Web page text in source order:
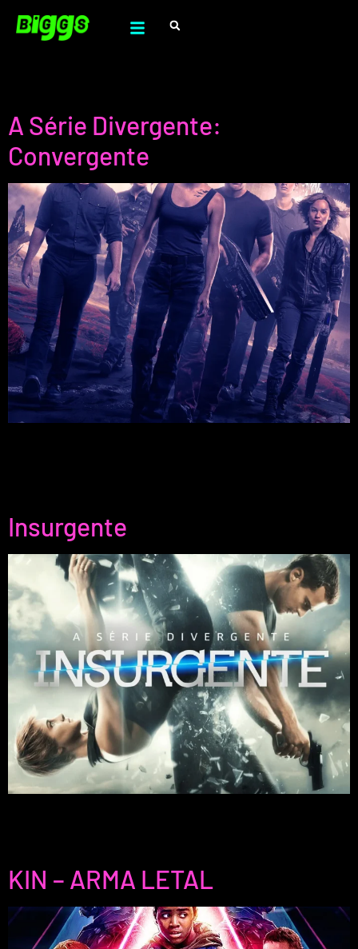
A Série Divergente:
Convergente
Insurgente
KIN – ARMA LETAL